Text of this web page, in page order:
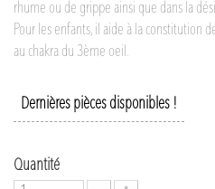
rhume ou de grippe ainsi que dans la
Pour les enfants, il aide à la constitution
au chakra du 3ème oeil.
Dernières pièces disponibles !
Quantité